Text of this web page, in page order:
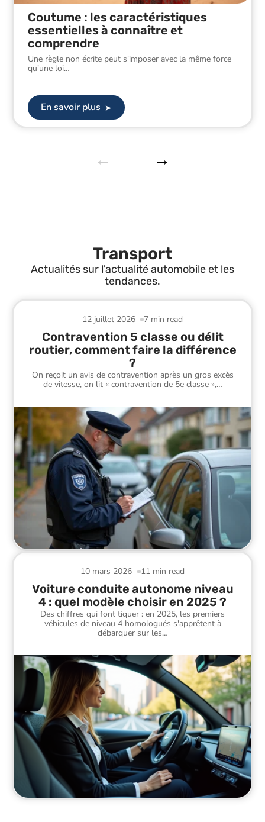
Coutume : les caractéristiques
essentielles à connaître et
comprendre
Une règle non écrite peut s'imposer avec la même force
qu'une loi…
En savoir plus
Transport
Actualités sur l'actualité automobile et les
tendances.
7 min read
12 juillet 2026
Contravention 5 classe ou délit
routier, comment faire la différence
?
On reçoit un avis de contravention après un gros excès
de vitesse, on lit « contravention de 5e classe »,…
11 min read
10 mars 2026
Voiture conduite autonome niveau
4 : quel modèle choisir en 2025 ?
Des chiffres qui font tiquer : en 2025, les premiers
véhicules de niveau 4 homologués s'apprêtent à
débarquer sur les…